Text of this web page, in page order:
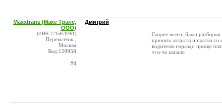
Maxxtrans (Макс Транс,
ООО)
(ИНН:7715670461)
Перевозчик ,
Москва
Код:120958
#4
Дмитрий
Скорее всего, были
принять затраты и платка
водителю гораздо проще
что-то капало